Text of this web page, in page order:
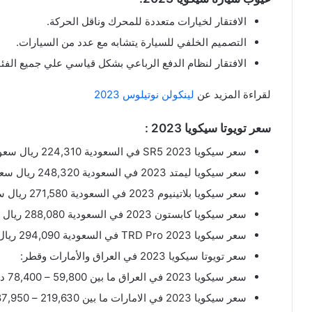
الافتقار لخيارات متعددة للمحرك وناقل الحركة.
التصميم الخلفي للسيارة يتشابه مع عدد من السيارات.
الافتقار لنظام الدفع الرباعي بشكل قياسي علي جميع
لقراءة المزيد عن لينكولن نوتيلوس 2023
سعر تويوتا سيكويا 2023 :
سعر سيكويا SR5 2023 في السعودية 224,310 ريال سعودي.
سعر سيكويا ليمتد 2023 في السعودية 248,320 ريال سعودي.
سعر سيكويا بلاتينيوم 2023 في السعودية 271,580 ريال سعودي.
سعر سيكويا كابستون 2023 في السعودية 288,080 ريال سعودي.
سعر سيكويا TRD Pro 2023 في السعودية 294,090 ريال سعودي.
سعر تويوتا سيكويا 2023 في العراق والأمارات وقطر:
سعر سيكويا 2023 في العراق ما بين 59,800 – 78,400 دولار امريكي.
سعر سيكويا 2023 في الامارات ما بين 219,630 – 287,950 درهم إماراتي.